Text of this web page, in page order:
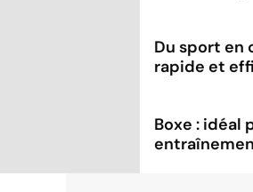
Du sport en
rapide et
Boxe : idéal